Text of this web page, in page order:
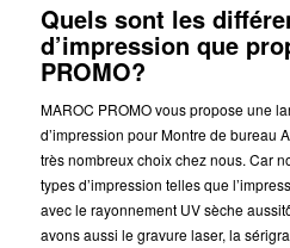
Quels sont les
d’impression que
PROMO?
MAROC PROMO vous propose une
d’impression pour Montre de bureau
très nombreux choix chez nous. Car
types d’impression telles que
avec le rayonnement UV sèche
avons aussi le gravure laser, la